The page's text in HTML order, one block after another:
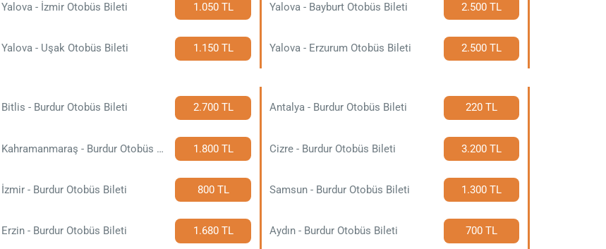
Yalova - İzmir Otobüs Bileti 1.050 TL Yalova - Bayburt Otobüs Bileti 2.500 TL
Yalova - Uşak Otobüs Bileti 1.150 TL Yalova - Erzurum Otobüs Bileti 2.500 TL
Bitlis - Burdur Otobüs Bileti 2.700 TL Antalya - Burdur Otobüs Bileti 220 TL
Kahramanmaraş - Burdur Otobüs Bileti 1.800 TL Cizre - Burdur Otobüs Bileti 3.200 TL
İzmir - Burdur Otobüs Bileti 800 TL Samsun - Burdur Otobüs Bileti 1.300 TL
Erzin - Burdur Otobüs Bileti 1.680 TL Aydın - Burdur Otobüs Bileti 700 TL